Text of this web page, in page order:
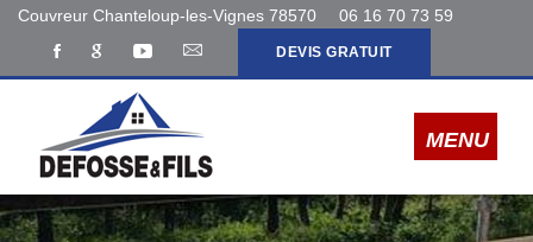
Couvreur Chanteloup-les-Vignes 78570 06 16 70 73 59
DEVIS GRATUIT